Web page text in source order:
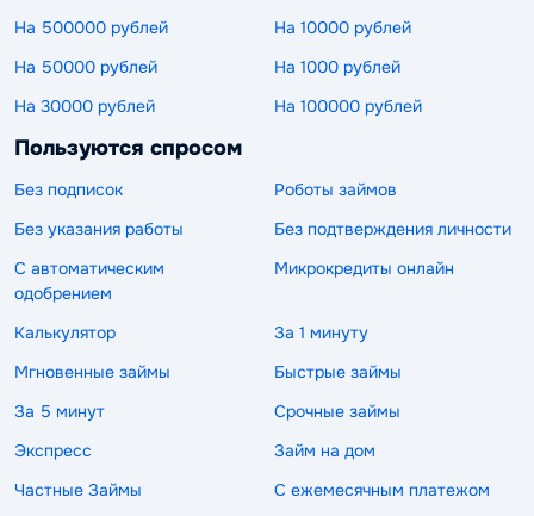
На 500000 рублей
На 10000 рублей
На 50000 рублей
На 1000 рублей
На 30000 рублей
На 100000 рублей
Пользуются спросом
Без подписок
Роботы займов
Без указания работы
Без подтверждения личности
С автоматическим
одобрением
Микрокредиты онлайн
Калькулятор
За 1 минуту
Мгновенные займы
Быстрые займы
За 5 минут
Срочные займы
Экспресс
Займ на дом
Частные Займы
С ежемесячным платежом